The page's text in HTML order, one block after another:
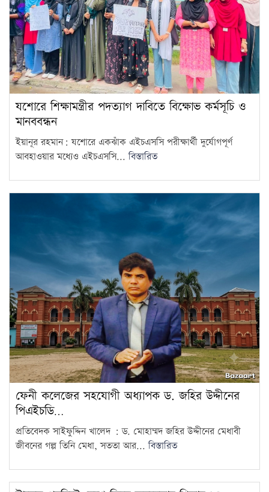
যশোরে শিক্ষামন্ত্রীর পদত্যাগ দাবিতে বিক্ষোভ কর্মসূচি ও
মানববন্ধন
ইয়ানূর রহমান: যশোরে একঝাঁক এইচএসসি পরীক্ষার্থী দুর্যোগপূর্ণ
আবহাওয়ার মধ্যেও এইচএসসি...বিস্তারিত
ফেনী কলেজের সহযোগী অধ্যাপক ড. জহির উদ্দীনের
পিএইচডি…
প্রতিবেদক সাইফুদ্দিন খালেদ : ড. মোহাম্মদ জহির উদ্দীনের মেধাবী
জীবনের গল্প তিনি মেধা, সততা আর...বিস্তারিত